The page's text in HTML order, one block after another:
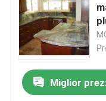
Miglior